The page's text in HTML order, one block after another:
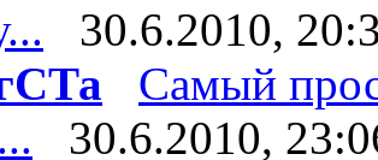
30.6.2010,
Самый
30.6.2010,